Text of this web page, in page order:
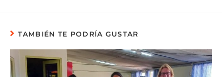
TAMBIÉN TE PODRÍA GUSTAR